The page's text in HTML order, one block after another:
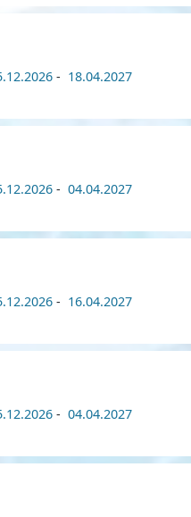
- 18.04.2027
- 04.04.2027
- 16.04.2027
- 04.04.2027